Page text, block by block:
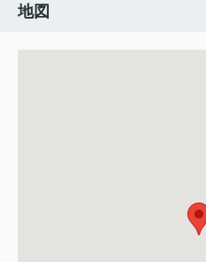
地図